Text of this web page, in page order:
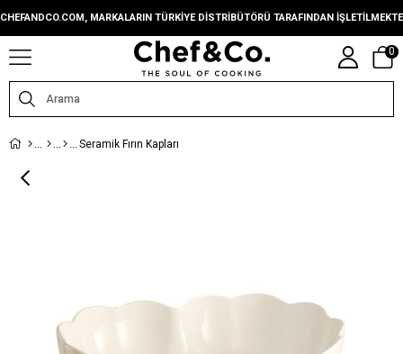
CHEFANDCO.COM, MARKALARIN TÜRKIYE DISTRIBÜTÖRÜ TARAFINDAN
0
Seramik Fırın Kapları